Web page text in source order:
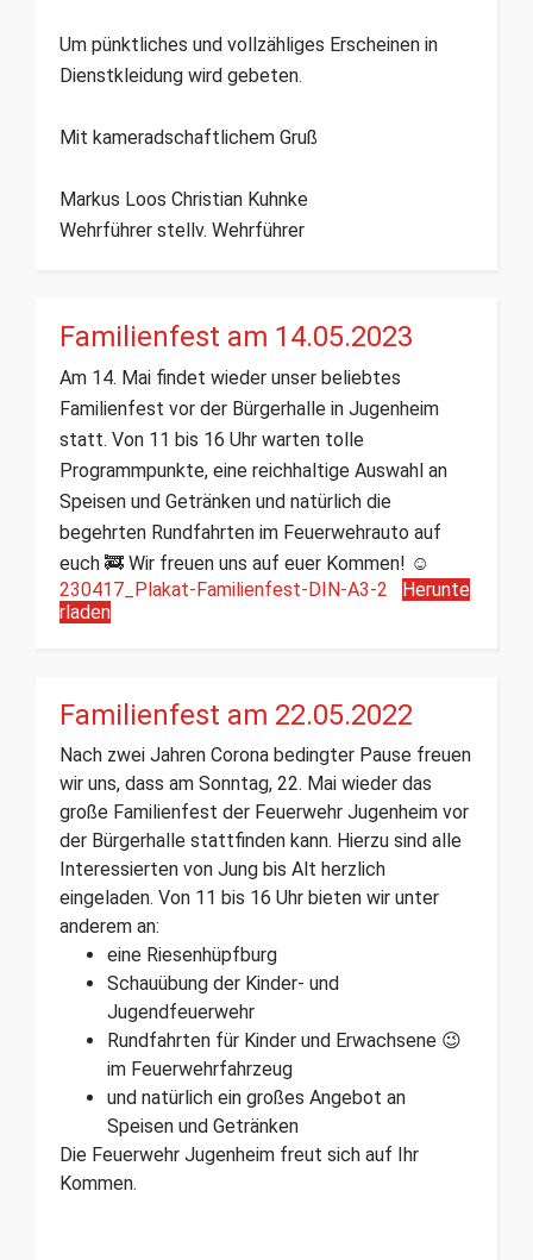
Um pünktliches und vollzähliges Erscheinen in
Dienstkleidung wird gebeten.
Mit kameradschaftlichem Gruß
Markus Loos Christian Kuhnke
Wehrführer stellv. Wehrführer
Familienfest am 14.05.2023
Am 14. Mai findet wieder unser beliebtes
Familienfest vor der Bürgerhalle in Jugenheim
statt. Von 11 bis 16 Uhr warten tolle
Programmpunkte, eine reichhaltige Auswahl an
Speisen und Getränken und natürlich die
begehrten Rundfahrten im Feuerwehrauto auf
euch 🚒 Wir freuen uns auf euer Kommen! ☺️
230417_Plakat-Familienfest-DIN-A3-2
Herunte
rladen
Familienfest am 22.05.2022
Nach zwei Jahren Corona bedingter Pause freuen
wir uns, dass am Sonntag, 22. Mai wieder das
große Familienfest der Feuerwehr Jugenheim vor
der Bürgerhalle stattfinden kann. Hierzu sind alle
Interessierten von Jung bis Alt herzlich
eingeladen. Von 11 bis 16 Uhr bieten wir unter
anderem an:
eine Riesenhüpfburg
Schauübung der Kinder- und
Jugendfeuerwehr
Rundfahrten für Kinder und Erwachsene 😉
im Feuerwehrfahrzeug
und natürlich ein großes Angebot an
Speisen und Getränken
Die Feuerwehr Jugenheim freut sich auf Ihr
Kommen.